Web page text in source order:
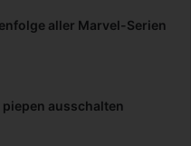
aller Marvel-Serien
piepen ausschalten